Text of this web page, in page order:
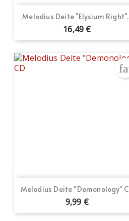
Crear lista de deseos
Iniciar sesión
Melodius Deite "Elysium
16,49 €
Melodius Deite "Demonology"
9,99 €